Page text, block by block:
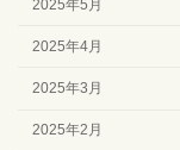
2025年5月
2025年4月
2025年3月
2025年2月